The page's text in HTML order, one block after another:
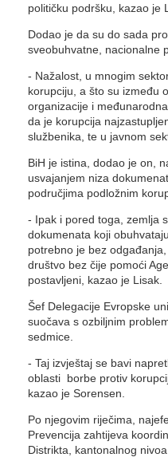
političku podršku, kazao je
Dodao je da su do sada
sveobuhvatne, nacionalne
- Nažalost, u mnogim
korupciju, a što su između
organizacije i
da je korupcija
službenika, te u javnom
BiH je istina, dodao je on,
usvajanjem niza
područjima podložnim
- Ipak i pored toga, zemlja
dokumenata koji
potrebno je bez
društvo bez čije pomoći
postavljeni, kazao je Lisak.
Šef Delegacije Evropske
suočava s ozbiljnim
sedmice.
- Taj izvještaj se bavi
oblasti borbe protiv
kazao je Sorensen.
Po njegovim riječima,
Prevencija zahtijeva
Distrikta, kantonalnog nivoa